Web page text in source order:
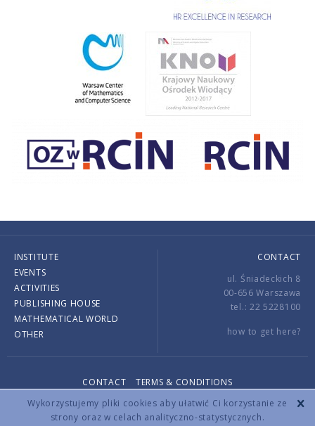
Wykorzystujemy pliki cookies aby ułatwić Ci korzystanie ze
strony oraz w celach analityczno-statystycznych.
INSTITUTE
EVENTS
ACTIVITIES
PUBLISHING HOUSE
MATHEMATICAL WORLD
OTHER
CONTACT
ul. Śniadeckich 8
00-656 Warszawa
tel.: 22 5228100
how to get here?
CONTACT
TERMS & CONDITIONS
Copyright © 2026 by IMPAN. All rights reserved.